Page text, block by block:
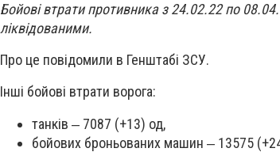
Бойові втрати противника з 24.02.22 по
ліквідованими.
Про це повідомили в Генштабі ЗСУ.
Інші бойові втрати ворога:
танків ‒ 7087 (+13) од,
бойових броньованих машин ‒ 13575